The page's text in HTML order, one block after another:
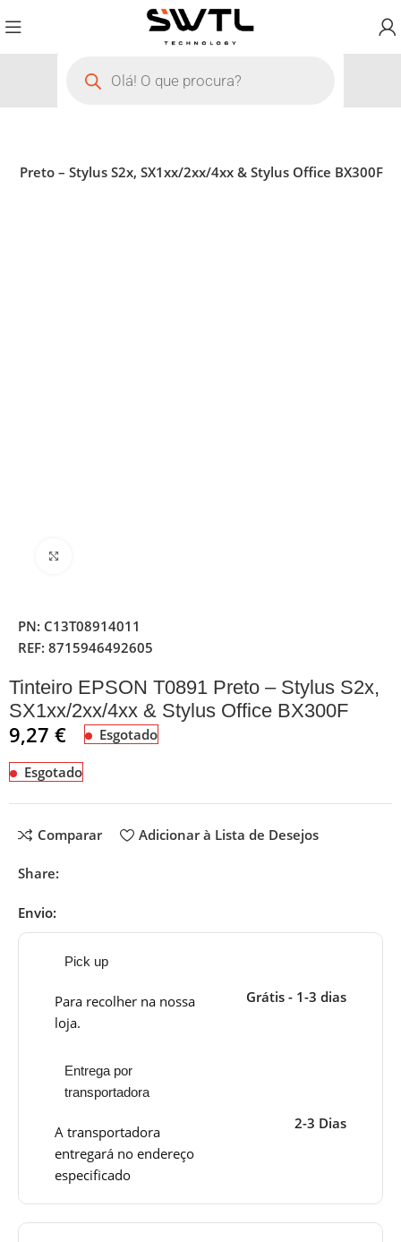
Preto – Stylus S2x, SX1xx/2xx/4xx & Stylus Office BX300F
PN: C13T08914011
REF:8715946492605
Tinteiro EPSON T0891 Preto – Stylus S2x,
SX1xx/2xx/4xx & Stylus Office BX300F
9,27€ Esgotado
Esgotado
Comparar Adicionar à Lista de Desejos
Share:
Envio:
Pick up
Para recolher na nossa
loja.
Grátis - 1-3 dias
Entrega por
transportadora
A transportadora
entregará no endereço
especificado
2-3 Dias